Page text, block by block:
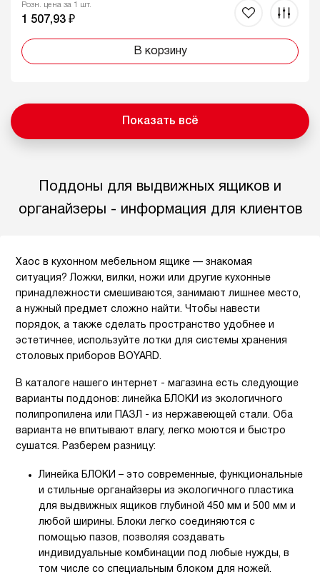
Розн. цена за 1 шт.
1 507,93 ₽
В корзину
Показать всё
Поддоны для выдвижных ящиков и
органайзеры - информация для клиентов
Хаос в кухонном мебельном ящике — знакомая
ситуация? Ложки, вилки, ножи или другие кухонные
принадлежности смешиваются, занимают лишнее место,
а нужный предмет сложно найти. Чтобы навести
порядок, а также сделать пространство удобнее и
эстетичнее, используйте лотки для системы хранения
столовых приборов BOYARD.
В каталоге нашего интернет - магазина есть следующие
варианты поддонов: линейка БЛОКИ из экологичного
полипропилена или ПАЗЛ - из нержавеющей стали. Оба
варианта не впитывают влагу, легко моются и быстро
сушатся. Разберем разницу:
Линейка БЛОКИ – это современные, функциональные
и стильные органайзеры из экологичного пластика
для выдвижных ящиков глубиной 450 мм и 500 мм и
любой ширины. Блоки легко соединяются с
помощью пазов, позволяя создавать
индивидуальные комбинации под любые нужды, в
том числе со специальным блоком для ножей.